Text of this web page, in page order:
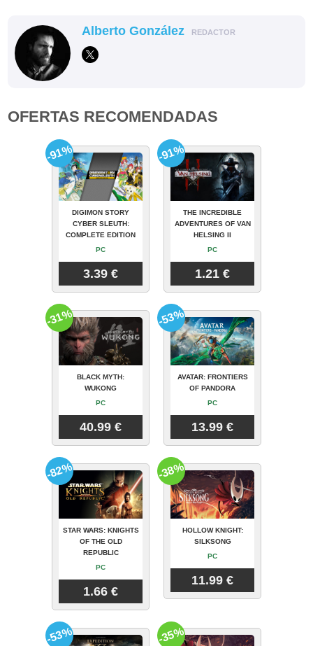
Alberto González REDACTOR
OFERTAS RECOMENDADAS
DIGIMON STORY
CYBER SLEUTH:
COMPLETE EDITION
PC
3.39 €
-91%
THE INCREDIBLE
ADVENTURES OF VAN
HELSING II
PC
1.21 €
-91%
BLACK MYTH:
WUKONG
PC
40.99 €
-31%
AVATAR: FRONTIERS
OF PANDORA
PC
13.99 €
-53%
STAR WARS: KNIGHTS
OF THE OLD
REPUBLIC
PC
1.66 €
-82%
HOLLOW KNIGHT:
SILKSONG
PC
11.99 €
-38%
-53% -35%